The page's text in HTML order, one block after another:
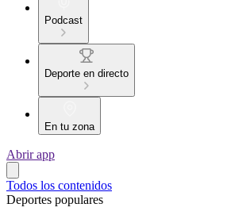
Podcast
Deporte en directo
En tu zona
Abrir app
Todos los contenidos
Deportes populares